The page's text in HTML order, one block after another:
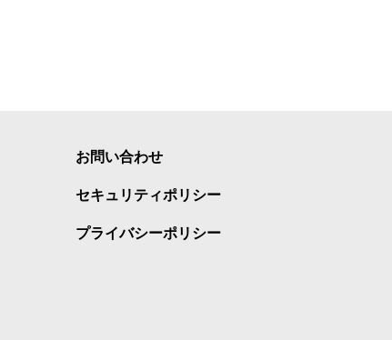
お問い合わせ
セキュリティポリシー
プライバシーポリシー